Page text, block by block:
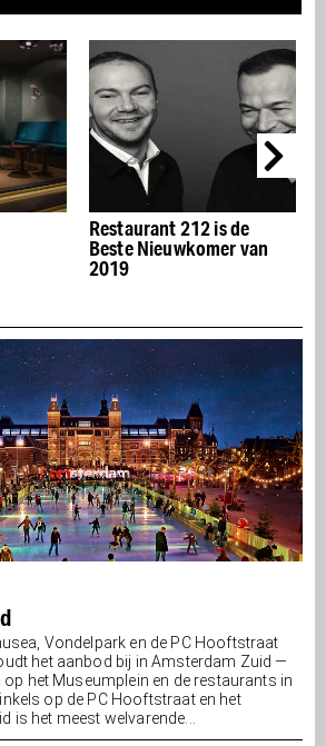
Restaurant 212 is de
Beste Nieuwkomer van
2019
Vondelpark en de PC Hooftstraat
het aanbod bij in Amsterdam Zuid —
het Museumplein en de restaurants in
op de PC Hooftstraat en het
is het meest welvarende...